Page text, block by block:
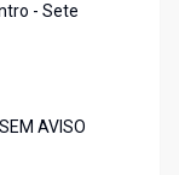
- Sete
AVISO